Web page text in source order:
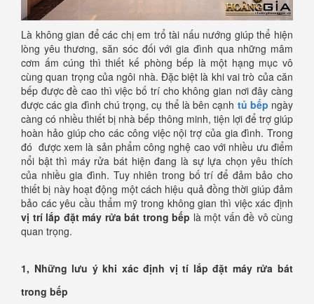
Là không gian để các chị em trổ tài nấu nướng giúp thể hiện
lòng yêu thương, săn sóc đối với gia đình qua những mâm
cơm ấm cúng thì thiết kế phòng bếp là một hạng mục vô
cùng quan trọng của ngôi nhà. Đặc biệt là khi vai trò của căn
bếp được đề cao thì việc bố trí cho không gian nơi đây càng
được các gia đình chú trọng, cụ thể là bên cạnh tủ bếp ngày
càng có nhiều thiết bị nhà bếp thông minh, tiện lợi để trợ giúp
hoàn hảo giúp cho các công việc nội trợ của gia đình. Trong
đó được xem là sản phẩm công nghệ cao với nhiều ưu điểm
nổi bật thì máy rửa bát hiện đang là sự lựa chọn yêu thích
của nhiều gia đình. Tuy nhiên trong bố trí để đảm bảo cho
thiết bị này hoạt động một cách hiệu quả đồng thời giúp đảm
bảo các yêu cầu thẩm mỹ trong không gian thì việc xác định
vị trí lắp đặt máy rửa bát trong bếp là một vấn đề vô cùng
quan trọng.
1, Những lưu ý khi xác định vị tí lắp đặt máy rửa bát
trong bếp